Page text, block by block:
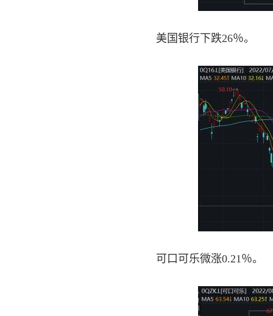
美国银行下跌26％。
可口可乐微涨0.21％。